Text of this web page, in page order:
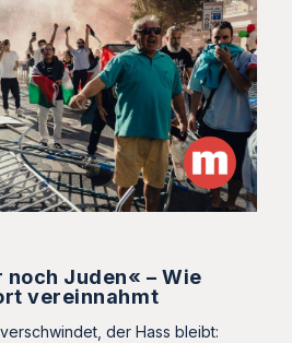
Juden« – Wie
vereinnahmt
der Hass bleibt: